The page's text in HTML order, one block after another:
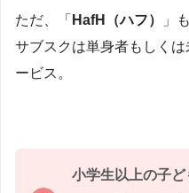
ただ、「 HafH（ハフ）
」
サブスクは単身者もしく
ービス。
小学生以上の子